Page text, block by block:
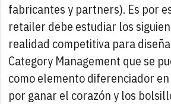
fabricantes y partners). Es por
retailer debe estudiar los
realidad competitiva para
Category Management que se
como elemento diferenciador
por ganar el corazón y los